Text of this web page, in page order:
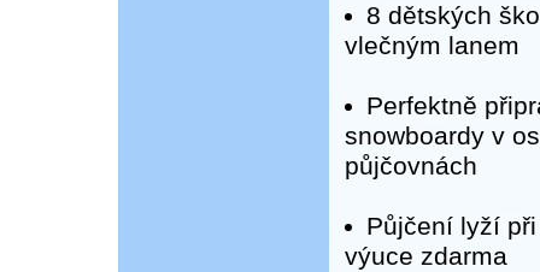
8 dětských
vlečným lanem
Perfektně
snowboardy v
půjčovnách
Půjčení lyží
výuce zdarma